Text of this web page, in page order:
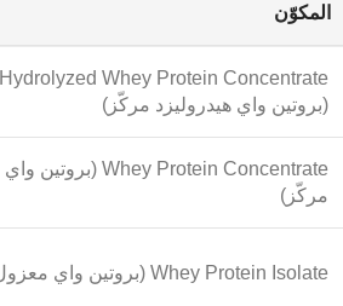
المكوّن
Hydrolyzed Whey Protein Concentrate
(بروتين واي هيدروليزد مركّز)
Whey Protein Concentrate (بروتين واي
مركّز)
Whey Protein Isolate (بروتين واي معزول)